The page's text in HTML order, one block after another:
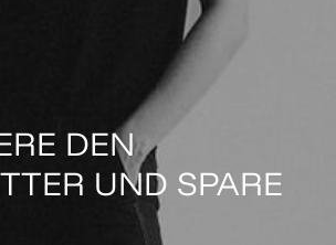
DEN
UND SPARE